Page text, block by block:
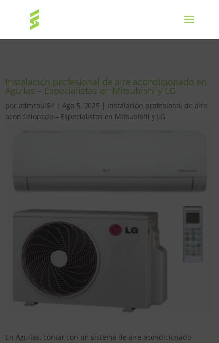
Instalación profesional de aire acondicionado en
Aguilas – Especialistas en Mitsubishi y LG
por admraul64 |Ago 5, 2025 | Instalación profesional de aire
acondicionado – Especialistas en Mitsubishi y LG
En Aguilas, contar con un sistema de aire acondicionado